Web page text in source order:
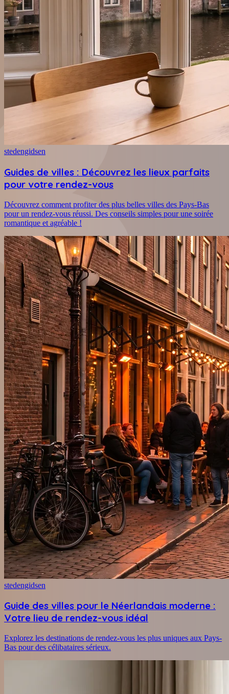
stedengidsen
Guides de villes : Découvrez les lieux parfaits
pour votre rendez-vous
Découvrez comment profiter des plus belles villes des Pays-Bas
pour un rendez-vous réussi. Des conseils simples pour une soirée
romantique et agréable !
stedengidsen
Guide des villes pour le Néerlandais moderne :
Votre lieu de rendez-vous idéal
Explorez les destinations de rendez-vous les plus uniques aux Pays-
Bas pour des célibataires sérieux.